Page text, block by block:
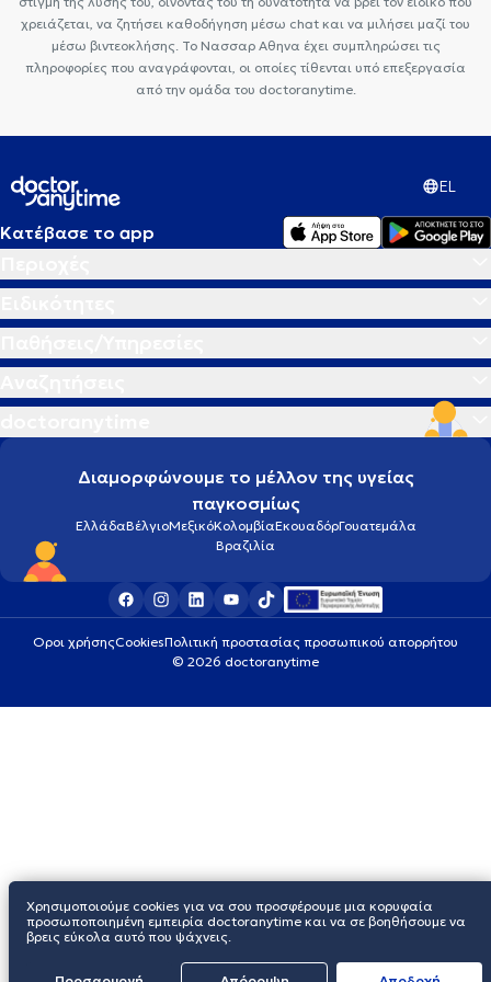
χρειάζεται, να ζητήσει καθοδήγηση μέσω chat και να μιλήσει μαζί του
μέσω βιντεοκλήσης. Το Νασσαρ Αθηνα έχει συμπληρώσει τις
πληροφορίες που αναγράφονται, οι οποίες τίθενται υπό επεξεργασία
από την ομάδα του doctoranytime.
EL
Κατέβασε το app
Διαμορφώνουμε το μέλλον της υγείας
παγκοσμίως
ΕλλάδαΒέλγιοΜεξικόΚολομβίαΕκουαδόρΓουατεμάλα
Βραζιλία
Οροι χρήσηςCookiesΠολιτική προστασίας προσωπικού απορρήτου
© 2026 doctoranytime
Χρησιμοποιούμε cookies για να σου προσφέρουμε μια κορυφαία
προσωποποιημένη εμπειρία doctoranytime και να σε βοηθήσουμε να
βρεις εύκολα αυτό που ψάχνεις.